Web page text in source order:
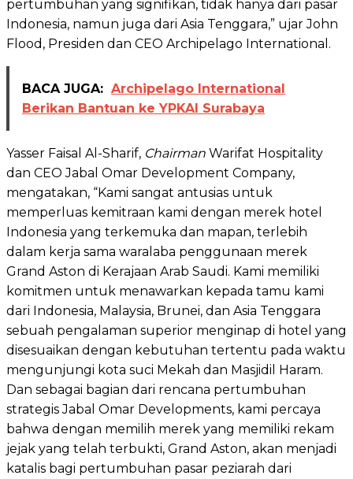
pertumbuhan yang signifikan, tidak hanya dari pasar
Indonesia, namun juga dari Asia Tenggara,” ujar John
Flood, Presiden dan CEO Archipelago International.
BACA JUGA: Archipelago International
Berikan Bantuan ke YPKAI Surabaya
Yasser Faisal Al-Sharif, Chairman Warifat Hospitality
dan CEO Jabal Omar Development Company,
mengatakan, “Kami sangat antusias untuk
memperluas kemitraan kami dengan merek hotel
Indonesia yang terkemuka dan mapan, terlebih
dalam kerja sama waralaba penggunaan merek
Grand Aston di Kerajaan Arab Saudi. Kami memiliki
komitmen untuk menawarkan kepada tamu kami
dari Indonesia, Malaysia, Brunei, dan Asia Tenggara
sebuah pengalaman superior menginap di hotel yang
disesuaikan dengan kebutuhan tertentu pada waktu
mengunjungi kota suci Mekah dan Masjidil Haram.
Dan sebagai bagian dari rencana pertumbuhan
strategis Jabal Omar Developments, kami percaya
bahwa dengan memilih merek yang memiliki rekam
jejak yang telah terbukti, Grand Aston, akan menjadi
katalis bagi pertumbuhan pasar peziarah dari